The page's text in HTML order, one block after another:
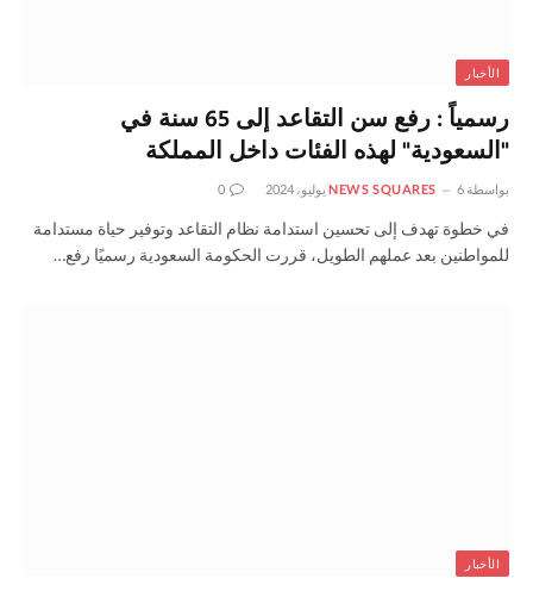
الأخبار
رسمياً : رفع سن التقاعد إلى 65 سنة في
"السعودية" لهذه الفئات داخل المملكة
بواسطة NEWS SQUARES 6 يوليو، 2024 0
في خطوة تهدف إلى تحسين استدامة نظام التقاعد وتوفير حياة مستدامة
للمواطنين بعد عملهم الطويل، قررت الحكومة السعودية رسميًا رفع…
الأخبار